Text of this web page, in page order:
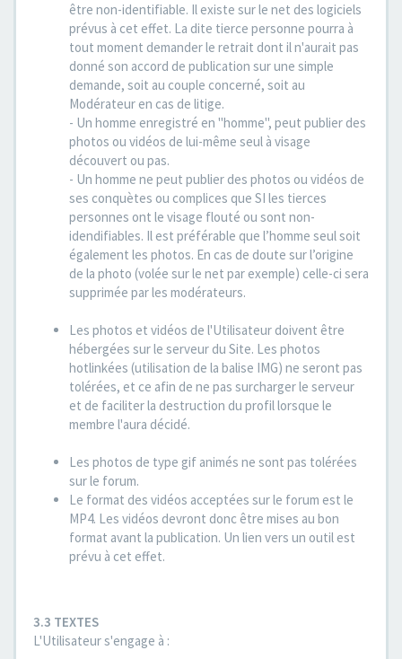
être non-identifiable. Il existe sur le net des logiciels
prévus à cet effet. La dite tierce personne pourra à
tout moment demander le retrait dont il n'aurait pas
donné son accord de publication sur une simple
demande, soit au couple concerné, soit au
Modérateur en cas de litige.
- Un homme enregistré en "homme", peut publier des
photos ou vidéos de lui-même seul à visage
découvert ou pas.
- Un homme ne peut publier des photos ou vidéos de
ses conquètes ou complices que SI les tierces
personnes ont le visage flouté ou sont non-
idendifiables. Il est préférable que l’homme seul soit
également les photos. En cas de doute sur l’origine
de la photo (volée sur le net par exemple) celle-ci sera
supprimée par les modérateurs.
Les photos et vidéos de l'Utilisateur doivent être
hébergées sur le serveur du Site. Les photos
hotlinkées (utilisation de la balise IMG) ne seront pas
tolérées, et ce afin de ne pas surcharger le serveur
et de faciliter la destruction du profil lorsque le
membre l'aura décidé.
Les photos de type gif animés ne sont pas tolérées
sur le forum.
Le format des vidéos acceptées sur le forum est le
MP4. Les vidéos devront donc être mises au bon
format avant la publication. Un lien vers un outil est
prévu à cet effet.
3.3 TEXTES
L'Utilisateur s'engage à :